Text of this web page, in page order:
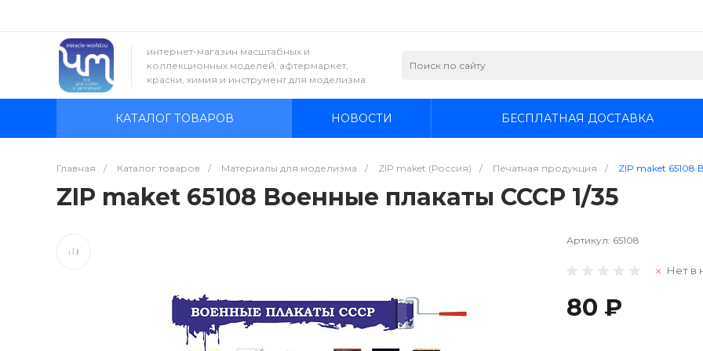
интернет-магазин масштабных и
коллекционных моделей, афтермаркет,
краски, химия и инструмент для моделизма
КАТАЛОГ ТОВАРОВ НОВОСТИ БЕСПЛАТНАЯ ДОСТАВКА
Главная / Каталог товаров / Материалы для моделизма / ZIP maket (Россия) / Печатная продукция / ZIP maket 65108
ZIP maket 65108 Военные плакаты СССР 1/35
Артикул: 65108
Нет в
80 ₽